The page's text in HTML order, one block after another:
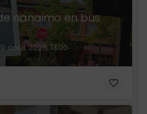
nanaimo en bus
août 2026 13:00